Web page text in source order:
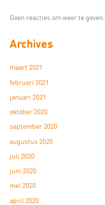
Geen reacties om weer te geven.
Archives
maart 2021
februari 2021
januari 2021
oktober 2020
september 2020
augustus 2020
juli 2020
juni 2020
mei 2020
april 2020